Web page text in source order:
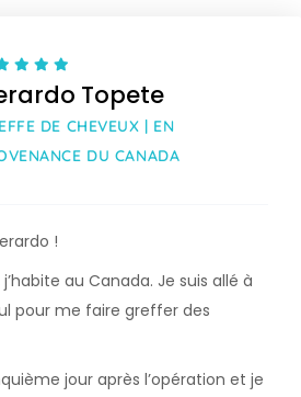
Topete
DE CHEVEUX | EN
DU CANADA
!
au Canada. Je suis allé à
pour me faire greffer des
jour après l’opération et je